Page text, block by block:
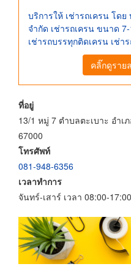
บริการให้ เช่ารถเครน โด
จำกัด เช่ารถเครน ขนาด
เช่ารถบรรทุกติดเครน เช่าร
คลิ๊กดูราย
ที่อยู่
13/1 หมู่ 7 ตำบลตะเบาะ อำ
67000
โทรศัพท์
081-948-6356
เวลาทำการ
จันทร์-เสาร์ เวลา 08:00-17:00